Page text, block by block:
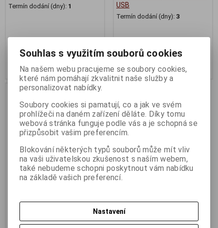
Termín dodání (dny): 1
162 Kč (bez DPH:)
Koupit
USB
Termín dodání (dny): 3
270 Kč (bez DPH:)
Koupit
podložka Trust
Souhlas s využitím souborů cookies
Na našem webu pracujeme se soubory cookies,
které nám pomáhají zkvalitnit naše služby a
personalizovat nabídky.
Soubory cookies si pamatují, co a jak ve svém
prohlížeči na daném zařízení děláte. Díky tomu
webová stránka funguje podle vás a je schopná se
přizpůsobit vašim preferencím.
Blokování některých typů souborů může mít vliv
na vaši uživatelskou zkušenost s naším webem,
také nebudeme schopni poskytnout vám nabídku
na základě vašich preferencí.
Nastavení